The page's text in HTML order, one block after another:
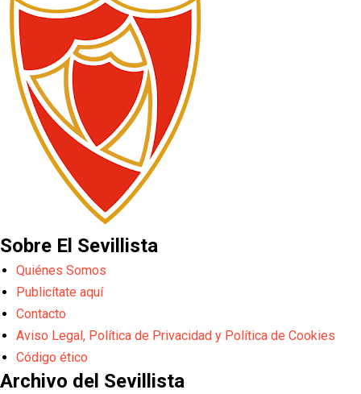
Sobre El Sevillista
Quiénes Somos
Publicítate aquí
Contacto
Aviso Legal, Política de Privacidad y Política de Cookies
Código ético
Archivo del Sevillista